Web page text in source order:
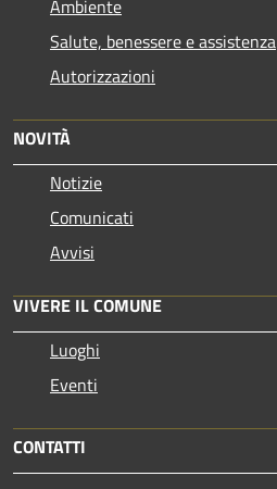
Ambiente
Salute, benessere e assistenza
Autorizzazioni
NOVITÀ
Notizie
Comunicati
Avvisi
VIVERE IL COMUNE
Luoghi
Eventi
CONTATTI